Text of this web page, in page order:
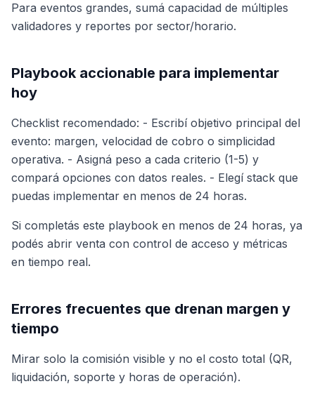
Para eventos grandes, sumá capacidad de múltiples
validadores y reportes por sector/horario.
Playbook accionable para implementar
hoy
Checklist recomendado: - Escribí objetivo principal del
evento: margen, velocidad de cobro o simplicidad
operativa. - Asigná peso a cada criterio (1-5) y
compará opciones con datos reales. - Elegí stack que
puedas implementar en menos de 24 horas.
Si completás este playbook en menos de 24 horas, ya
podés abrir venta con control de acceso y métricas
en tiempo real.
Errores frecuentes que drenan margen y
tiempo
Mirar solo la comisión visible y no el costo total (QR,
liquidación, soporte y horas de operación).